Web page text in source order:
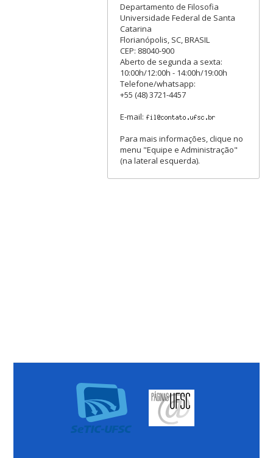
Departamento de Filosofia
Universidade Federal de Santa
Catarina
Florianópolis, SC, BRASIL
CEP: 88040-900
Aberto de segunda a sexta:
10:00h/12:00h - 14:00h/19:00h
Telefone/whatsapp:
+55 (48) 3721-4457
E-mail:
Para mais informações, clique no
menu "Equipe e Administração"
(na lateral esquerda).